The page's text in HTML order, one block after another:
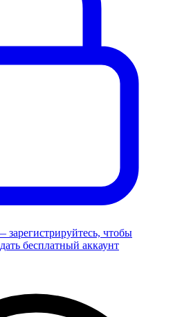
чтобы
бесплатный аккаунт